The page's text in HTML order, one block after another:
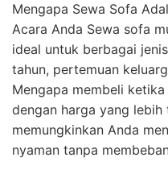
Mengapa Sewa Sofa
Acara Anda Sewa sofa
ideal untuk berbagai
tahun, pertemuan
Mengapa membeli
dengan harga yang lebih
memungkinkan Anda
nyaman tanpa